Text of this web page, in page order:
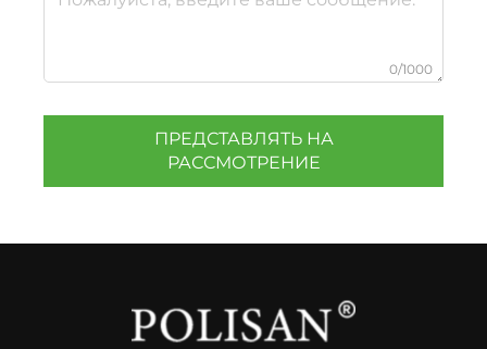
0/1000
ПРЕДСТАВЛЯТЬ НА
РАССМОТРЕНИЕ